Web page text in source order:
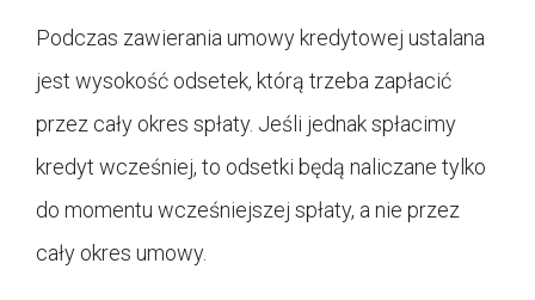
Podczas zawierania umowy kredytowej ustalana
jest wysokość odsetek, którą trzeba zapłacić
przez cały okres spłaty. Jeśli jednak spłacimy
kredyt wcześniej, to odsetki będą naliczane tylko
do momentu wcześniejszej spłaty, a nie przez
cały okres umowy.